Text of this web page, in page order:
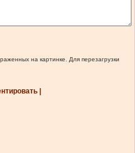
на картинке. Для перезагрузки
|